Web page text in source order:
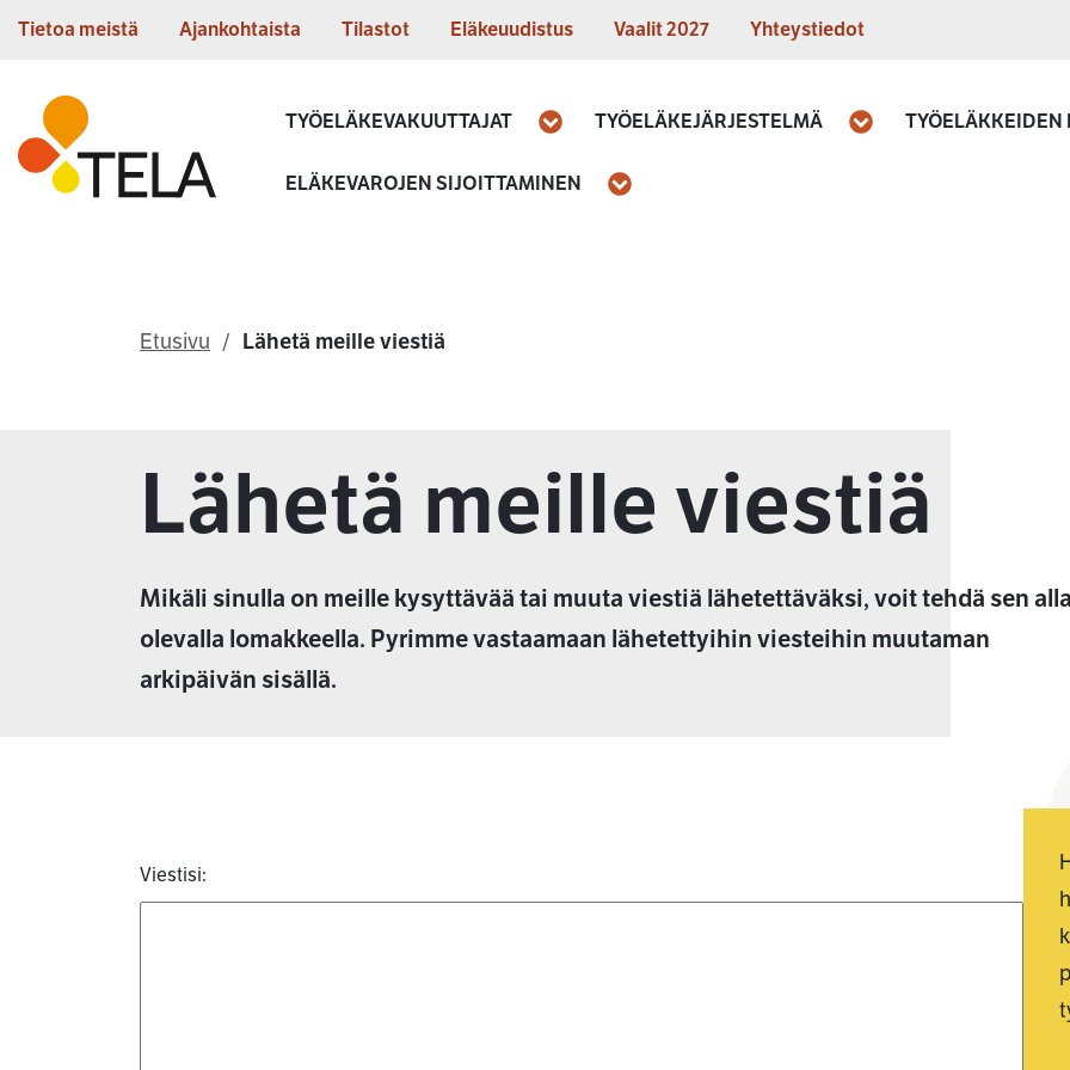
Siirry sisältöön
Tietoa meistä Ajankohtaista Tilastot Eläkeuudistus Vaalit 2027 Yhteystiedot
Etusivu
TYÖELÄKEVAKUUTTAJAT Avaa TYÖELÄKEJÄRJESTELMÄ Avaa TYÖELÄKKEIDEN
ELÄKEVAROJEN SIJOITTAMINEN Avaa
Etusivu Lähetä meille viestiä
Lähetä meille viestiä
Mikäli sinulla on meille kysyttävää tai muuta viestiä lähetettäväksi, voit tehdä sen alla
olevalla lomakkeella. Pyrimme vastaamaan lähetettyihin viesteihin muutaman
arkipäivän sisällä.
Viestisi: